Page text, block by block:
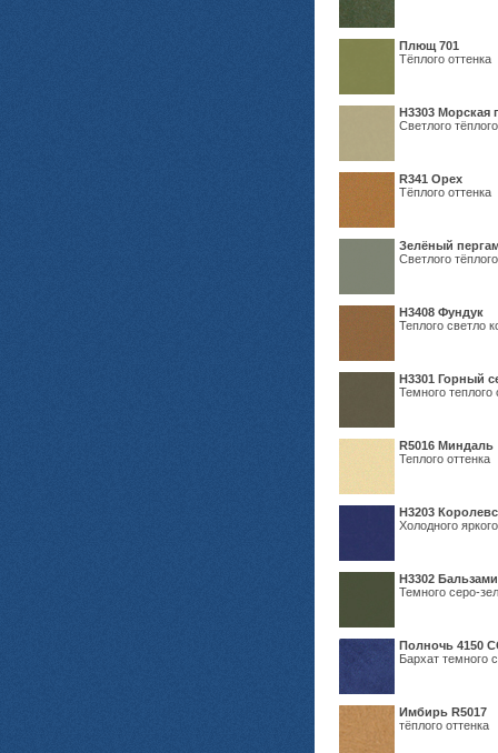
Плющ 701
Тёплого оттенка
H3303 Морская
Светлого
R341 Орех
Тёплого оттенка
Зелёный
Светлого
Н3408 Фундук
Теплого светло
Н3301 Горный
Темного теплого
R5016 Миндаль
Теплого оттенка
Н3203
Холодного
Н3302
Темного серо-
Полночь 4150
Бархат темного
Имбирь R5017
тёплого оттенка